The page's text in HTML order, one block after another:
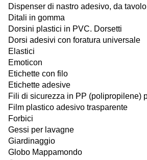
Dispenser di nastro adesivo, da tavolo
Ditali in gomma
Dorsini plastici in PVC. Dorsetti
Dorsi adesivi con foratura universale
Elastici
Emoticon
Etichette con filo
Etichette adesive
Film plastico adesivo trasparente
Forbici
Gessi per lavagne
Giardinaggio
Globo Mappamondo